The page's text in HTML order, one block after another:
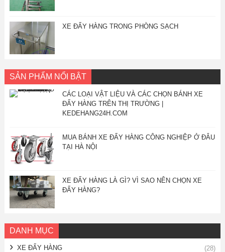
XE ĐẨY HÀNG TRONG PHÒNG SẠCH
SẢN PHẨM NỔI BẬT
CÁC LOẠI VẬT LIỆU VÀ CÁC CHỌN BÁNH XE
ĐẨY HÀNG TRÊN THỊ TRƯỜNG |
KEDEHANG24H.COM
MUA BÁNH XE ĐẨY HÀNG CÔNG NGHIỆP Ở ĐÂU
TẠI HÀ NỘI
XE ĐẨY HÀNG LÀ GÌ? VÌ SAO NÊN CHỌN XE
ĐẨY HÀNG?
DANH MỤC
XE ĐẨY HÀNG (28)